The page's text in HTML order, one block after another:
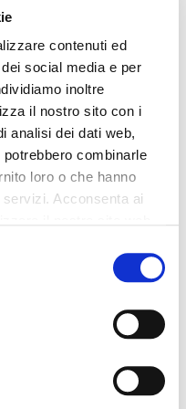
contenuti ed
social media e per
inoltre
il nostro sito con i
analisi dei dati web,
combinarle
loro o che hanno
Acconsenta ai
€
-40%
€